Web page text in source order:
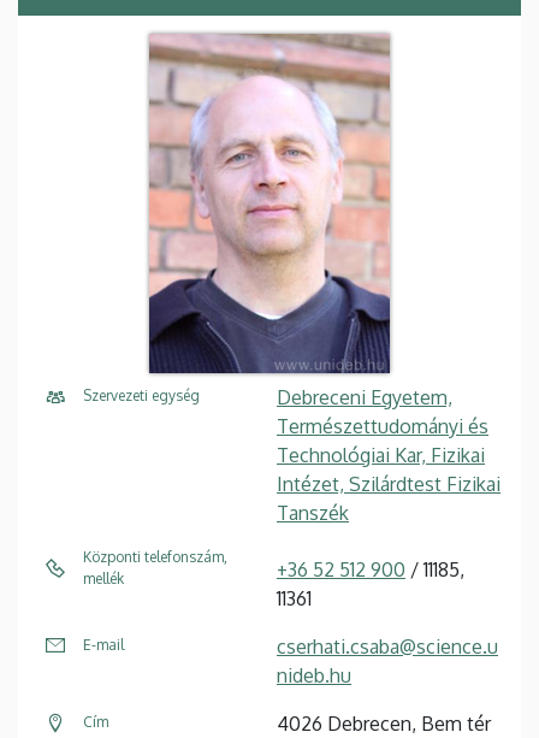
Szervezeti egység
Debreceni Egyetem,
Természettudományi és
Technológiai Kar, Fizikai
Intézet, Szilárdtest Fizikai
Tanszék
Központi telefonszám,
mellék
+36 52 512 900 / 11185,
11361
E-mail
cserhati.csaba@science.u
nideb.hu
Cím
4026 Debrecen, Bem tér